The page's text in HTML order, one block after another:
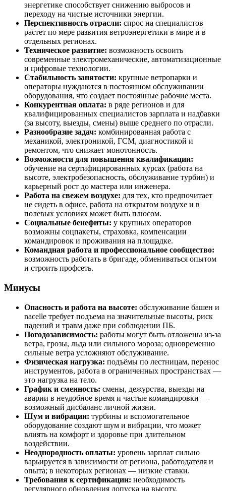
энергетике способствует снижению выбросов и
переходу на чистые источники энергии.
Перспективность отрасли: спрос на специалистов
растет по мере развития ветроэнергетики в мире и в
отдельных регионах.
Техническое развитие: возможность освоить
современные электромеханические, автоматизационные
и цифровые технологии.
Стабильность занятости: крупные ветропарки и
операторы нуждаются в постоянном обслуживании
оборудования, что создает постоянные рабочие места.
Конкурентная оплата: в ряде регионов и для
квалифицированных специалистов зарплата и надбавки
(за высоту, выезды, смены) выше среднего по отрасли.
Разнообразие задач: комбинированная работа с
механикой, электроникой, ГСМ, диагностикой и
ремонтом, что снижает монотонность.
Возможности для повышения квалификации:
обучение на сертифицированных курсах (работа на
высоте, электробезопасность, обслуживание турбин) и
карьерный рост до мастера или инженера.
Работа на свежем воздухе: для тех, кто предпочитает
не сидеть в офисе, работа на открытом воздухе и в
полевых условиях может быть плюсом.
Социальные бенефиты: у крупных операторов
возможны соцпакеты, страховка, компенсации
командировок и проживания на площадке.
Командная работа и профессиональное сообщество:
возможность работать в бригаде, обмениваться опытом
и строить профсеть.
Минусы
Опасность и работа на высоте: обслуживание башен и
nacelle требует подъема на значительные высоты, риск
падений и травм даже при соблюдении ПБ.
Погодозависимость: работы могут быть отложены из‑за
ветра, грозы, льда или сильного мороза; одновременно
сильные ветра усложняют обслуживание.
Физическая нагрузка: подъёмы по лестницам, перенос
инструментов, работа в ограниченных пространствах —
это нагрузка на тело.
График и сменность: смены, дежурства, выезды на
аварии в неудобное время и частые командировки —
возможный дисбаланс личной жизни.
Шум и вибрации: турбины и вспомогательное
оборудование создают шум и вибрации, что может
влиять на комфорт и здоровье при длительном
воздействии.
Неоднородность оплаты: уровень зарплат сильно
варьируется в зависимости от региона, работодателя и
опыта; в некоторых регионах — низкие ставки.
Требования к сертификации: необходимость
регулярного обновления допуска на высоту,